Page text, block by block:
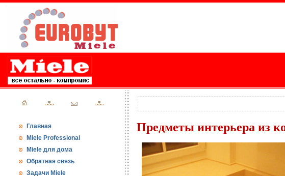
Главная
Miele Professional
Miele для дома
Обратная связь
Задачи Miele
Предметы интерьера из